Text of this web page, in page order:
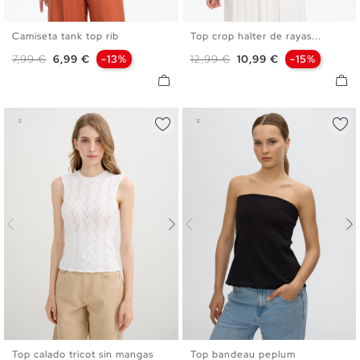
Camiseta tank top rib
Precio base
7,99 € Precio
6,99 € -13%
XS
Top crop halter de rayas...
Precio base
12,99 € Precio
10,99 € -15%
Top calado tricot sin mangas Top bandeau peplum